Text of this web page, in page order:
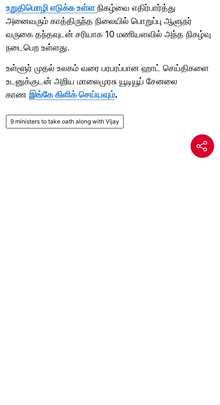
உறுதிமொழி எடுக்க உள்ள நிகழ்வை எதிர்பார்த்து
அனைவரும் காத்திருந்த நிலையில் பொறுப்பு ஆளுநர்
வருகை தந்தவுடன் சரியாக 10 மணியளவில் அந்த நிகழ்வு
நடைபெற உள்ளது.
உள்ளூர் முதல் உலகம் வரை பரபரப்பான ஹாட் செய்திகளை
உடனுக்குடன் அறிய மாலைமுரசு யூடியூப் சேனலை
காண இங்கே கிளிக் செய்யவும்.
9 ministers to take oath along with Vijay